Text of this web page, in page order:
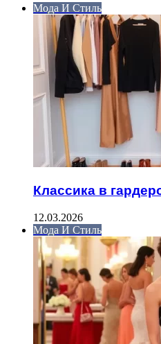
Мода И Стиль
Классика в
12.03.2026
Мода И Стиль